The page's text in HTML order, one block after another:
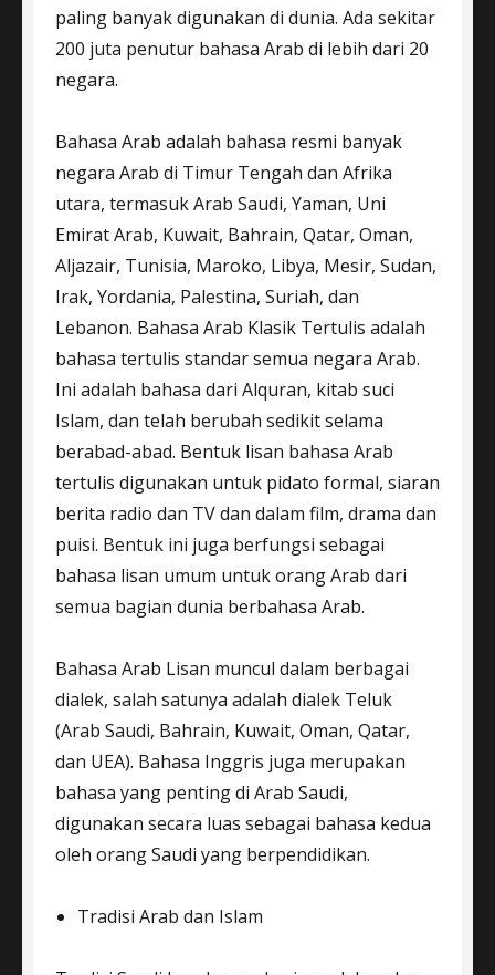
paling banyak digunakan di dunia. Ada sekitar
200 juta penutur bahasa Arab di lebih dari 20
negara.
Bahasa Arab adalah bahasa resmi banyak
negara Arab di Timur Tengah dan Afrika
utara, termasuk Arab Saudi, Yaman, Uni
Emirat Arab, Kuwait, Bahrain, Qatar, Oman,
Aljazair, Tunisia, Maroko, Libya, Mesir, Sudan,
Irak, Yordania, Palestina, Suriah, dan
Lebanon. Bahasa Arab Klasik Tertulis adalah
bahasa tertulis standar semua negara Arab.
Ini adalah bahasa dari Alquran, kitab suci
Islam, dan telah berubah sedikit selama
berabad-abad. Bentuk lisan bahasa Arab
tertulis digunakan untuk pidato formal, siaran
berita radio dan TV dan dalam film, drama dan
puisi. Bentuk ini juga berfungsi sebagai
bahasa lisan umum untuk orang Arab dari
semua bagian dunia berbahasa Arab.
Bahasa Arab Lisan muncul dalam berbagai
dialek, salah satunya adalah dialek Teluk
(Arab Saudi, Bahrain, Kuwait, Oman, Qatar,
dan UEA). Bahasa Inggris juga merupakan
bahasa yang penting di Arab Saudi,
digunakan secara luas sebagai bahasa kedua
oleh orang Saudi yang berpendidikan.
Tradisi Arab dan Islam